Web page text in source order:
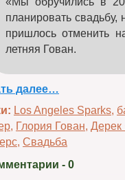
планировать
пришлось отменить
летняя Гован.
далее…
Los Angeles Sparks,
, Глория Гован,
, Свадьба
- 0